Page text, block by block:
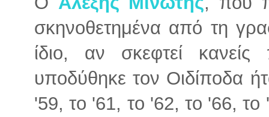
σκηνοθετημένα από τη
ίδιο, αν σκεφτεί
υποδύθηκε τον Οιδίποδα
'59, το '61, το '62, το '66,